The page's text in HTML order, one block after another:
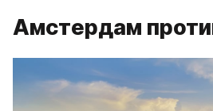
Амстердам